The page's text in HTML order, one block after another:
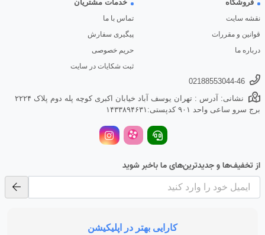
فروشگاه
نقشه سایت
قوانین و مقررات
درباره ما
خدمات مشتریان
تماس با ما
پیگیری سفارش
حریم خصوصی
ثبت شکایات در سایت
02188553044-46
نشانی: آدرس : تهران یوسف آباد خیابان اکبری کوچه پله دوم پلاک ۲۲۲۴
برج سرو ساعی واحد ۹۰۱ کدپستی:۱۴۳۳۸۹۴۶۳۱
از تخفیف‌ها و جدیدترین‌های ما باخبر شوید
کارایی بهتر در اپلیکیشن